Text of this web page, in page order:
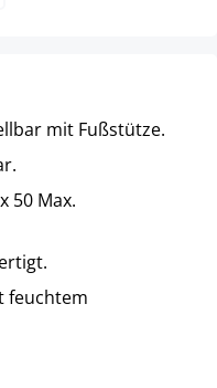
mit Fußstütze.
50 Max.
feuchtem